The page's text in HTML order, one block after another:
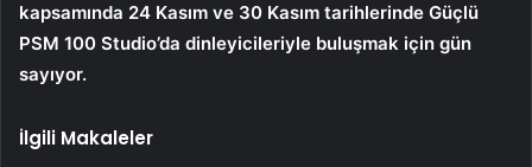
kapsamında 24 Kasım ve 30 Kasım tarihlerinde Güçlü
PSM 100 Studio’da dinleyicileriyle buluşmak için gün
sayıyor.
İlgili Makaleler